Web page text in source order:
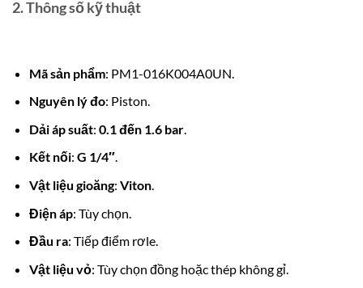
2. Thông số kỹ thuật
Mã sản phẩm: PM1-016K004A0UN.
Nguyên lý đo: Piston.
Dải áp suất: 0.1 đến 1.6 bar.
Kết nối: G 1/4″.
Vật liệu gioăng: Viton.
Điện áp: Tùy chọn.
Đầu ra: Tiếp điểm rơle.
Vật liệu vỏ: Tùy chọn đồng hoặc thép không gỉ.